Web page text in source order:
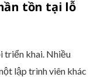
tồn tại lỗ
triển khai. Nhiều
lập trình viên khác